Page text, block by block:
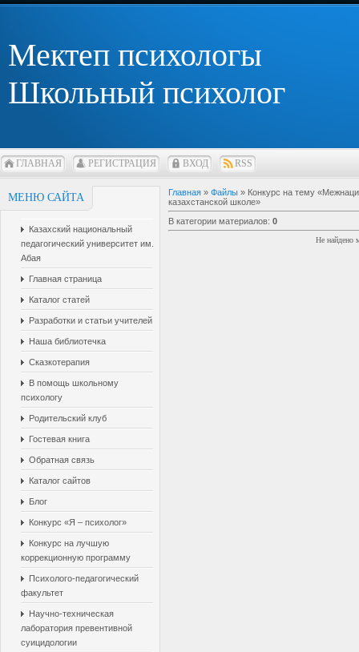
Мектеп психологы
Школьный психолог
ГЛАВНАЯ РЕГИСТРАЦИЯ ВХОД RSS
МЕНЮ САЙТА
Казахский национальный
педагогический университет им.
Абая
Главная страница
Каталог статей
Разработки и статьи учителей
Наша библиотечка
Сказкотерапия
В помощь школьному
психологу
Родительский клуб
Гостевая книга
Обратная связь
Каталог сайтов
Блог
Конкурс «Я – психолог»
Конкурс на лучшую
коррекционную программу
Психолого-педагогический
факультет
Научно-техническая
лаборатория превентивной
суицидологии
Главная » Файлы » Конкурс на тему
казахстанской школе»
В категории материалов: 0
Не найдено